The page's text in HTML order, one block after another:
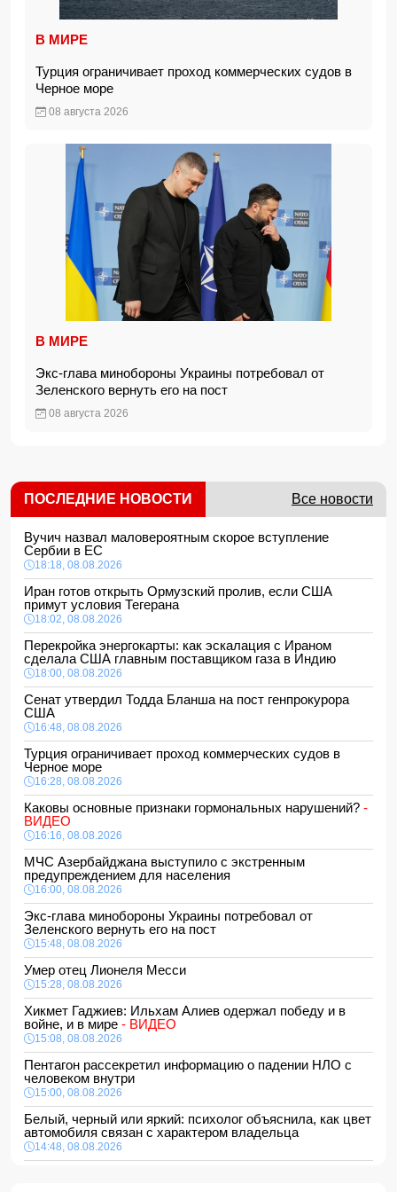
В МИРЕ
Турция ограничивает проход коммерческих судов в
Черное море
08 августа 2026
В МИРЕ
Экс-глава минобороны Украины потребовал от
Зеленского вернуть его на пост
08 августа 2026
ПОСЛЕДНИЕ НОВОСТИ Все новости
Вучич назвал маловероятным скорое вступление
Сербии в ЕС
18:18, 08.08.2026
Иран готов открыть Ормузский пролив, если США
примут условия Тегерана
18:02, 08.08.2026
Перекройка энергокарты: как эскалация с Ираном
сделала США главным поставщиком газа в Индию
18:00, 08.08.2026
Сенат утвердил Тодда Бланша на пост генпрокурора
США
16:48, 08.08.2026
Турция ограничивает проход коммерческих судов в
Черное море
16:28, 08.08.2026
Каковы основные признаки гормональных нарушений? -
ВИДЕО
16:16, 08.08.2026
МЧС Азербайджана выступило с экстренным
предупреждением для населения
16:00, 08.08.2026
Экс-глава минобороны Украины потребовал от
Зеленского вернуть его на пост
15:48, 08.08.2026
Умер отец Лионеля Месси
15:28, 08.08.2026
Хикмет Гаджиев: Ильхам Алиев одержал победу и в
войне, и в мире - ВИДЕО
15:08, 08.08.2026
Пентагон рассекретил информацию о падении НЛО с
человеком внутри
15:00, 08.08.2026
Белый, черный или яркий: психолог объяснила, как цвет
автомобиля связан с характером владельца
14:48, 08.08.2026